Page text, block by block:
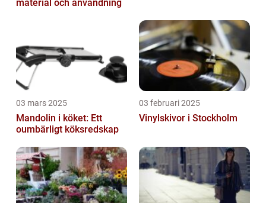
material och användning
03 mars 2025
Mandolin i köket: Ett
oumbärligt köksredskap
03 februari 2025
Vinylskivor i Stockholm